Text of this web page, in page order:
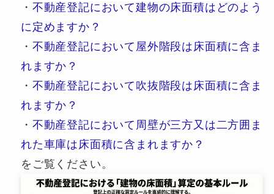
・ 不動産登記において建物の床面積はどのよう
に定めますか？
・ 不動産登記において屋外階段は床面積に含ま
れますか？
・ 不動産登記において吹抜階段は床面積に含ま
れますか？
・ 不動産登記において周壁が三方又は二方囲ま
れた車庫は床面積に含まれますか？
をご覧ください。